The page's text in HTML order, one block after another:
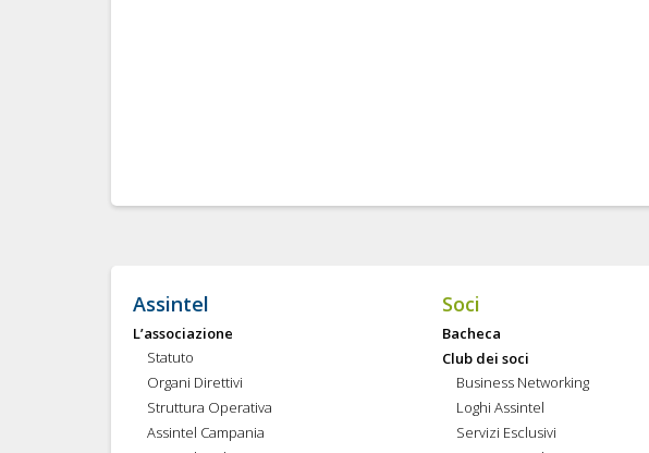
Assintel
L’associazione
Statuto
Organi Direttivi
Struttura Operativa
Assintel Campania
Soci
Bacheca
Club dei soci
Business Networking
Loghi Assintel
Servizi Esclusivi